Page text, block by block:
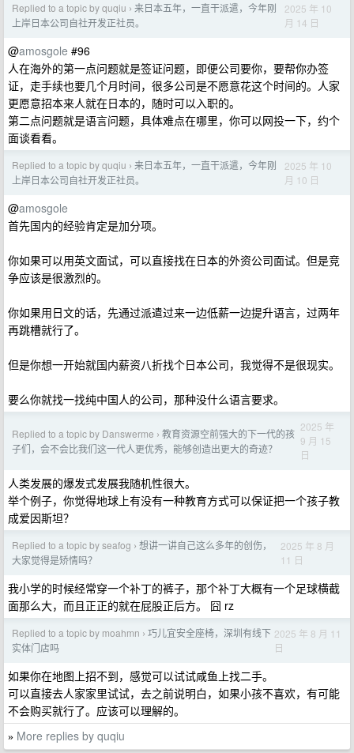
Replied to a topic by quqiu › 来日本五年，一直干派遣，今年刚
上岸日本公司自社开发正社员。
2025 年 10
月 14 日
@amosgole #96
人在海外的第一点问题就是签证问题，即便公司要你，要帮你办签
证，走手续也要几个月时间，很多公司是不愿意花这个时间的。人家
更愿意招本来人就在日本的，随时可以入职的。
第二点问题就是语言问题，具体难点在哪里，你可以网投一下，约个
面谈看看。
Replied to a topic by quqiu › 来日本五年，一直干派遣，今年刚
上岸日本公司自社开发正社员。
2025 年 10
月 10 日
@amosgole
首先国内的经验肯定是加分项。
你如果可以用英文面试，可以直接找在日本的外资公司面试。但是竞
争应该是很激烈的。
你如果用日文的话，先通过派遣过来一边低薪一边提升语言，过两年
再跳槽就行了。
但是你想一开始就国内薪资八折找个日本公司，我觉得不是很现实。
要么你就找一找纯中国人的公司，那种没什么语言要求。
Replied to a topic by Danswerme › 教育资源空前强大的下一代的孩
子们，会不会比我们这一代人更优秀，能够创造出更大的奇迹？
2025 年
9 月 15
日
人类发展的爆发式发展我随机性很大。
举个例子，你觉得地球上有没有一种教育方式可以保证把一个孩子教
成爱因斯坦？
Replied to a topic by seafog › 想讲一讲自己这么多年的创伤，
大家觉得是矫情吗？
2025 年 8 月
11 日
我小学的时候经常穿一个补丁的裤子，那个补丁大概有一个足球横截
面那么大，而且正正的就在屁股正后方。 囧 rz
Replied to a topic by moahmn › 巧儿宜安全座椅，深圳有线下
实体门店吗
2025 年 8 月 11
日
如果你在地图上招不到，感觉可以试试咸鱼上找二手。
可以直接去人家家里试试，去之前说明白，如果小孩不喜欢，有可能
不会购买就行了。应该可以理解的。
» More replies by quqiu